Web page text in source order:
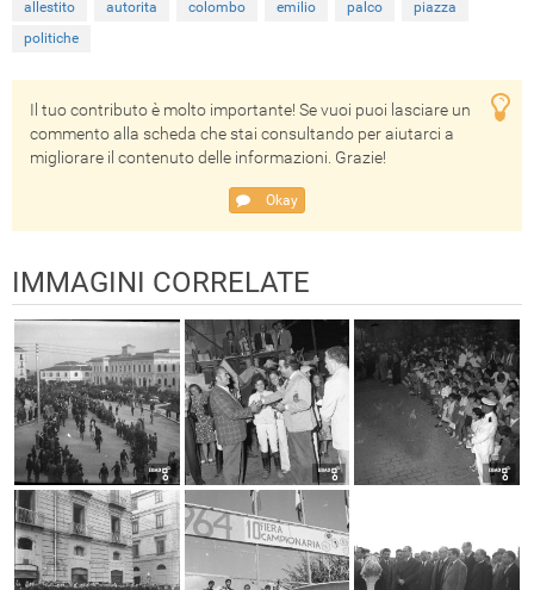
allestito autorita colombo emilio palco
piazza
politiche
Il tuo contributo è molto importante! Se vuoi puoi lasciare un
commento alla scheda che stai consultando per aiutarci a
migliorare il contenuto delle informazioni. Grazie!
Okay
IMMAGINI CORRELATE